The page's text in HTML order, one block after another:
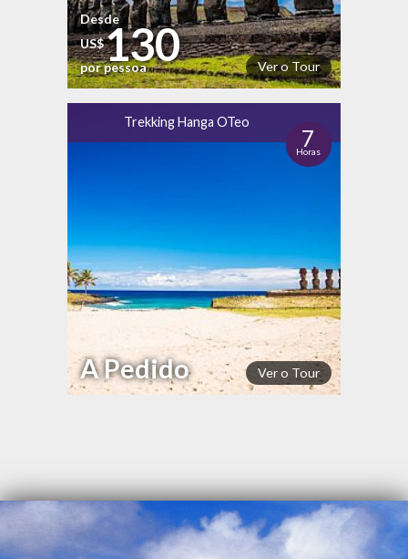
Ver o Tour
Desde
US$130
por pessoa
Trekking Hanga OTeo
7
Horas
Ver o Tour
A Pedido